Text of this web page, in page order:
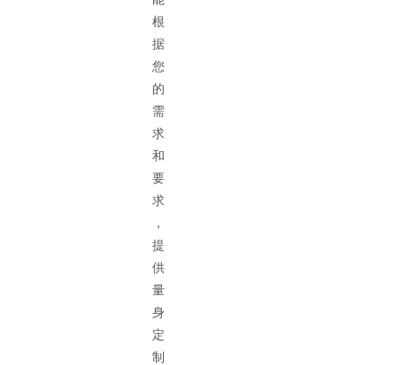
根
据
您
的
需
求
和
要
求
，
提
供
量
身
定
制